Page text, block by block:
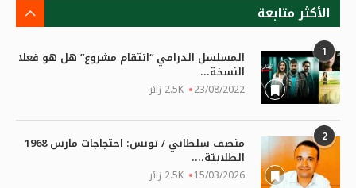
الأكثر متابعة
1 المسلسل الدرامي “انتقام مشروع” هل هو فعلا
النسخة...
23/08/2022 2.5K زائر
2 منصف سلطاني / تونس: احتجاجات مارس 1968
الطلابيّة،...
15/03/2026 2.5K زائر